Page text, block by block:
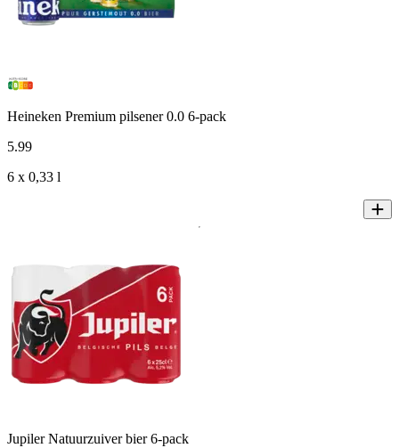
Heineken Premium pilsener 0.0 6-pack
5.99
6 x 0,33 l
Jupiler Natuurzuiver bier 6-pack